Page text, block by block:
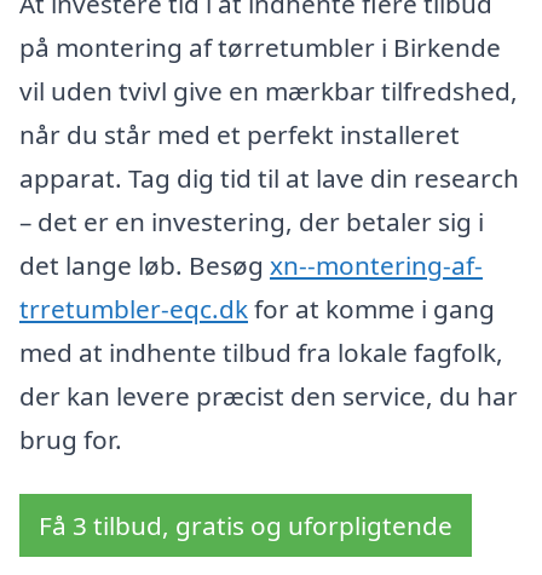
på montering af tørretumbler i Birkende
vil uden tvivl give en mærkbar tilfredshed,
når du står med et perfekt installeret
apparat. Tag dig tid til at lave din research
– det er en investering, der betaler sig i
det lange løb. Besøg xn--montering-af-
trretumbler-eqc.dkfor at komme i gang
med at indhente tilbud fra lokale fagfolk,
der kan levere præcist den service, du har
brug for.
Få 3 tilbud, gratis og uforpligtende